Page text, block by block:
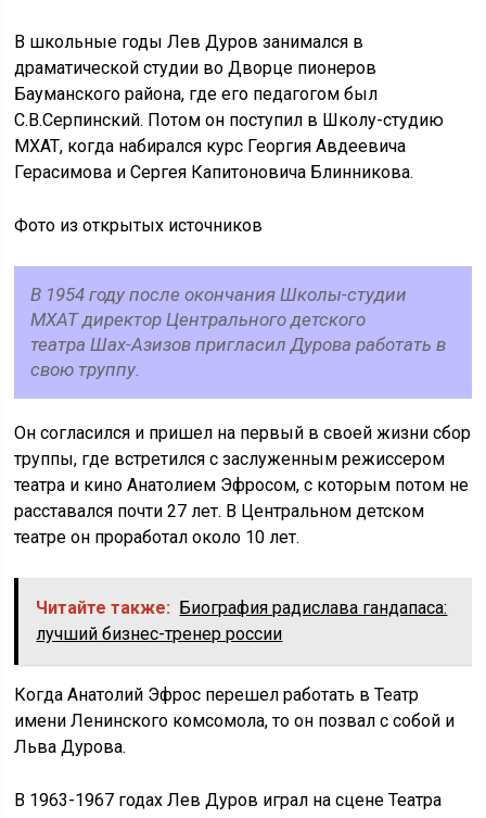
В школьные годы Лев Дуров занимался в
драматической студии во Дворце пионеров
Бауманского района, где его педагогом был
С.В.Серпинский. Потом он поступил в Школу-студию
МХАТ, когда набирался курс Георгия Авдеевича
Герасимова и Сергея Капитоновича Блинникова.
Фото из открытых источников
В 1954 году после окончания Школы-студии
МХАТ директор Центрального детского
театра Шах-Азизов пригласил Дурова работать в
свою труппу.
Он согласился и пришел на первый в своей жизни сбор
труппы, где встретился с заслуженным режиссером
театра и кино Анатолием Эфросом, с которым потом не
расставался почти 27 лет. В Центральном детском
театре он проработал около 10 лет.
Читайте также: Биография радислава гандапаса:
лучший бизнес-тренер россии
Когда Анатолий Эфрос перешел работать в Театр
имени Ленинского комсомола, то он позвал с собой и
Льва Дурова.
В 1963-1967 годах Лев Дуров играл на сцене Театра